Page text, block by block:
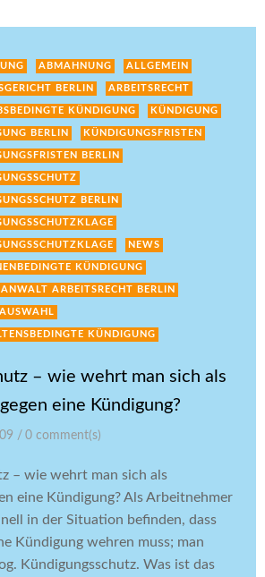
ABMAHNUNG ALLGEMEIN
BERLIN ARBEITSRECHT
KÜNDIGUNG KÜNDIGUNG
BERLIN KÜNDIGUNGSFRISTEN
BERLIN
BERLIN
NEWS
KÜNDIGUNG
ARBEITSRECHT BERLIN
KÜNDIGUNG
– wie wehrt man sich als
eine Kündigung?
/ 0 comment(s)
– wie wehrt man sich als
eine Kündigung? Als Arbeitnehmer
in der Situation befinden, dass
Kündigung wehren muss; man
Kündigungsschutz. Was ist das